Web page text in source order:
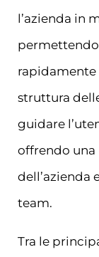
l’azienda in
rapidamente
struttura
guidare
offrendo
dell’azienda
team.
Tra le